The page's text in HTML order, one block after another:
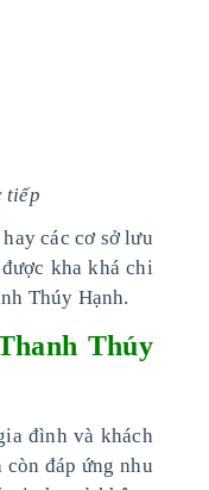
tiếp
hay các cơ sở lưu
kha khá chi
Thúy Hạnh.
Thúy
đình và khách
còn đáp ứng nhu